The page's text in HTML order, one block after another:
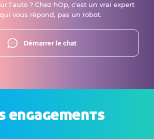
l'auto ? Chez hOp, c'est un vrai expert
vous répond, pas un robot.
Démarrer le chat
engagements